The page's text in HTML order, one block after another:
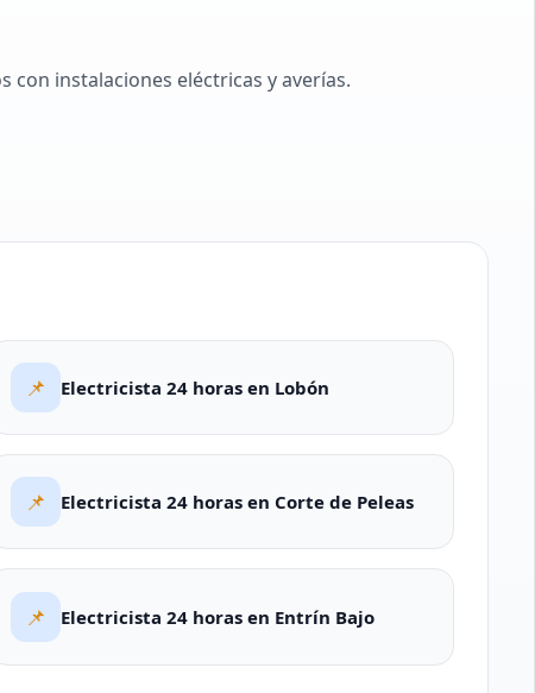
con instalaciones eléctricas y averías.
📌 Electricista 24 horas en Lobón
📌 Electricista 24 horas en Corte de Peleas
📌 Electricista 24 horas en Entrín Bajo